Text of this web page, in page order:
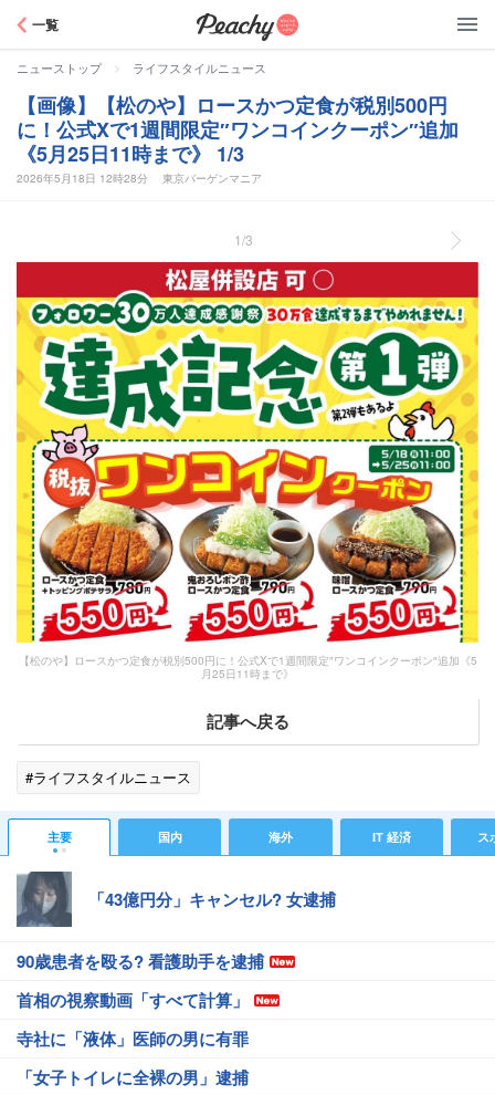
一覧
ニューストップ > ライフスタイルニュース
【画像】【松のや】ロースかつ定食が税別500円
に！公式Xで1週間限定″ワンコインクーポン″追加
《5月25日11時まで》 1/3
2026年5月18日 12時28分 東京バーゲンマニア
1/3
【松のや】ロースかつ定食が税別500円に！公式Xで1週間限定″ワンコインクーポン″追加《5
月25日11時まで》
記事へ戻る
#ライフスタイルニュース
主要 国内 海外 IT 経済 ス
「43億円分」キャンセル? 女逮捕
90歳患者を殴る? 看護助手を逮捕
首相の視察動画「すべて計算」
寺社に「液体」医師の男に有罪
「女子トイレに全裸の男」逮捕